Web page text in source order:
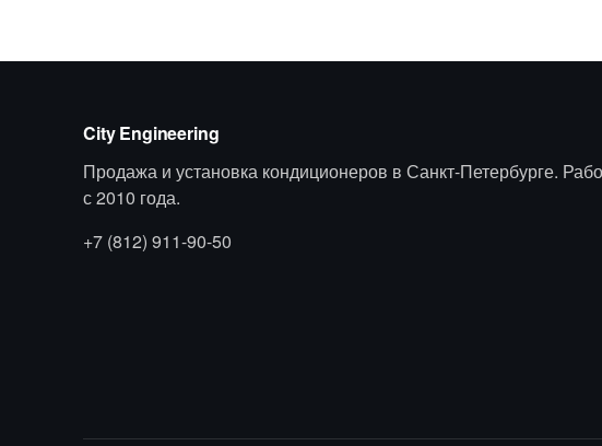
City Engineering
Продажа и установка кондиционеров в Санкт-Петербурге.
с 2010 года.
+7 (812) 911-90-50